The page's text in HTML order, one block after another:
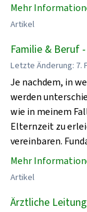
Mehr
Artikel
Familie & Beruf
Letzte Änderung: 7.
Je nachdem, in
werden
wie in meinem
Elternzeit zu
vereinbaren.
Mehr
Artikel
Ärztliche